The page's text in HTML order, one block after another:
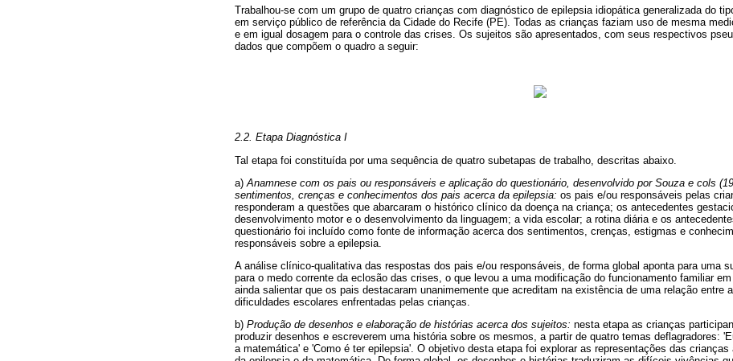
Trabalhou-se com um grupo de quatro crianças com diagnóstico de epilepsia idiopática generalizada do
em serviço público de referência da Cidade do Recife (PE). Todas as crianças faziam uso de mesma
e em igual dosagem para o controle das crises. Os sujeitos são apresentados, com seus respectivos
dados que compõem o quadro a seguir:
2.2. Etapa Diagnóstica I
Tal etapa foi constituída por uma sequência de quatro subetapas de trabalho, descritas abaixo.
a) Anamnese com os pais ou responsáveis e aplicação do questionário, desenvolvido por Souza e cols
sentimentos, crenças e conhecimentos dos pais acerca da epilepsia: os pais e/ou responsáveis pelas
responderam a questões que abarcaram o histórico clínico da doença na criança; os antecedentes
desenvolvimento motor e o desenvolvimento da linguagem; a vida escolar; a rotina diária e os
questionário foi incluído como fonte de informação acerca dos sentimentos, crenças, estigmas e
responsáveis sobre a epilepsia.
A análise clínico-qualitativa das respostas dos pais e/ou responsáveis, de forma global aponta para uma
para o medo corrente da eclosão das crises, o que levou a uma modificação do funcionamento familiar
ainda salientar que os pais destacaram unanimemente que acreditam na existência de uma relação entre
dificuldades escolares enfrentadas pelas crianças.
b) Produção de desenhos e elaboração de histórias acerca dos sujeitos: nesta etapa as crianças
produzir desenhos e escreverem uma história sobre os mesmos, a partir de quatro temas deflagradores:
a matemática' e 'Como é ter epilepsia'. O objetivo desta etapa foi explorar as representações das